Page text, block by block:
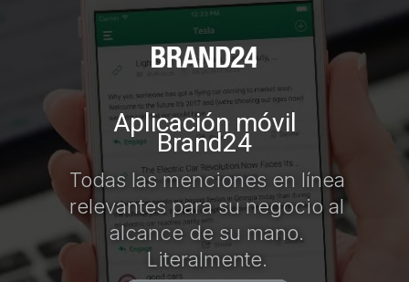
Aplicación móvil
Brand24
Todas las menciones en línea
relevantes para su negocio al
alcance de su mano.
Literalmente.